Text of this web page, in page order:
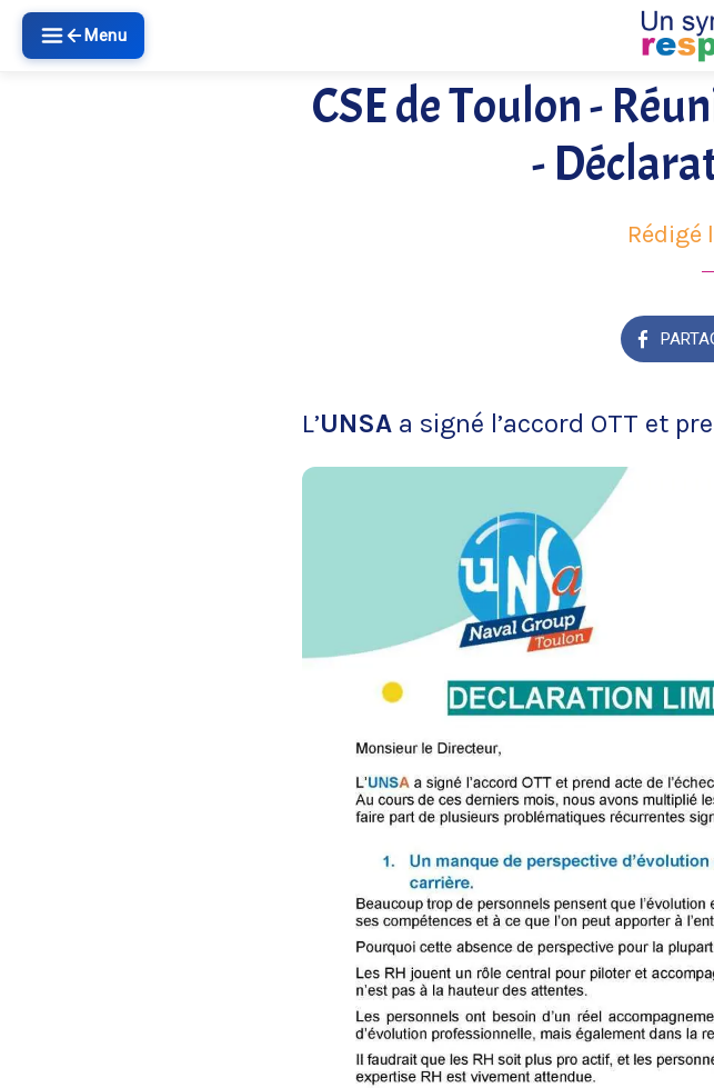
Menu
CSE de Toulon -
-
L’UNSA a signé l’accord OTT et